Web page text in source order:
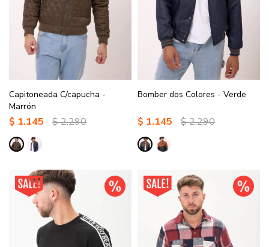
Capitoneada C/capucha -
Marrón
$ 1.145 $2.290
Bomber dos Colores - Verde
$ 1.145 $2.290